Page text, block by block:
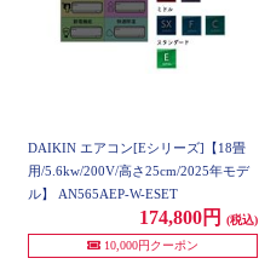
DAIKIN エアコン[Eシリーズ]【18畳
用/5.6kw/200V/高さ25cm/2025年モデ
ル】 AN565AEP-W-ESET
174,800円
(税込)
10,000円クーポン